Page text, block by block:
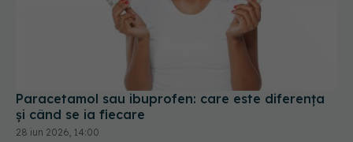
Paracetamol sau ibuprofen: care este diferența
și când se ia fiecare
28 iun 2026, 14:00